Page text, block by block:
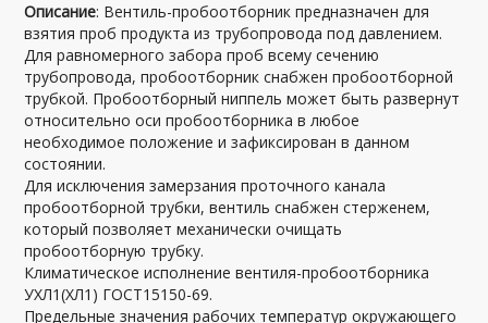
Описание: Вентиль-пробоотборник предназначен для
взятия проб продукта из трубопровода под давлением.
Для равномерного забора проб всему сечению
трубопровода, пробоотборник снабжен пробоотборной
трубкой. Пробоотборный ниппель может быть развернут
относительно оси пробоотборника в любое
необходимое положение и зафиксирован в данном
состоянии.
Для исключения замерзания проточного канала
пробоотборной трубки, вентиль снабжен стерженем,
который позволяет механически очищать
пробоотборную трубку.
Климатическое исполнение вентиля-пробоотборника
УХЛ1(ХЛ1) ГОСТ15150-69.
Предельные значения рабочих температур окружающего